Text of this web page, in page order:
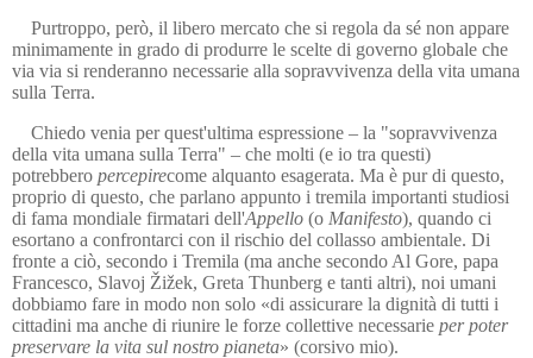
Purtroppo, però, il libero mercato che si regola da sé non appare
minimamente in grado di produrre le scelte di governo globale che
via via si renderanno necessarie alla sopravvivenza della vita umana
sulla Terra.
Chiedo venia per quest'ultima espressione – la "sopravvivenza
della vita umana sulla Terra" – che molti (e io tra questi)
potrebbero percepirecome alquanto esagerata. Ma è pur di questo,
proprio di questo, che parlano appunto i tremila importanti studiosi
di fama mondiale firmatari dell'Appello (o Manifesto), quando ci
esortano a confrontarci con il rischio del collasso ambientale. Di
fronte a ciò, secondo i Tremila (ma anche secondo Al Gore, papa
Francesco, Slavoj Žižek, Greta Thunberg e tanti altri), noi umani
dobbiamo fare in modo non solo «di assicurare la dignità di tutti i
cittadini ma anche di riunire le forze collettive necessarie per poter
preservare la vita sul nostro pianeta» (corsivo mio).